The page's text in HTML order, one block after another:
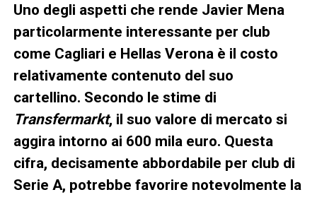
Uno degli aspetti che rende Javier Mena
particolarmente interessante per club
come Cagliari e Hellas Verona è il costo
relativamente contenuto del suo
cartellino. Secondo le stime di
Transfermarkt, il suo valore di mercato si
aggira intorno ai 600 mila euro. Questa
cifra, decisamente abbordabile per club di
Serie A, potrebbe favorire notevolmente la